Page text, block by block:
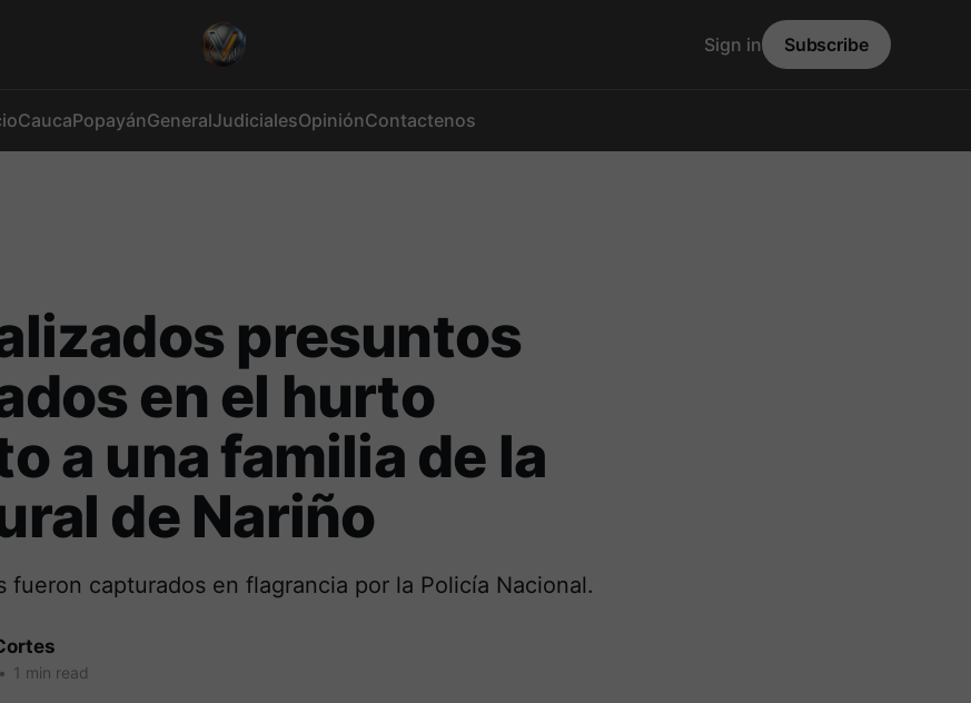
CaucaPopayánGeneralJudicialesOpiniónContactenos
Sign in Subscribe
presuntos
en el hurto
a una familia de la
de Nariño
fueron capturados en flagrancia por la Policía Nacional.
• 1 min read